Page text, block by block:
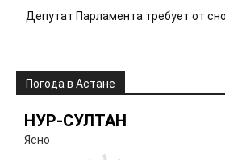
Депутат Парламента требует от
Погода в Астане
НУР-СУЛТАН
Ясно